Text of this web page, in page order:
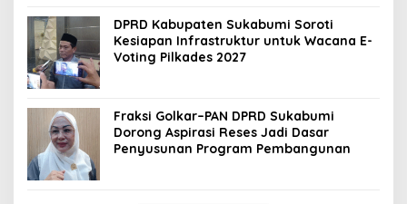
DPRD Kabupaten Sukabumi Soroti
Kesiapan Infrastruktur untuk Wacana E-
Voting Pilkades 2027
Fraksi Golkar–PAN DPRD Sukabumi
Dorong Aspirasi Reses Jadi Dasar
Penyusunan Program Pembangunan